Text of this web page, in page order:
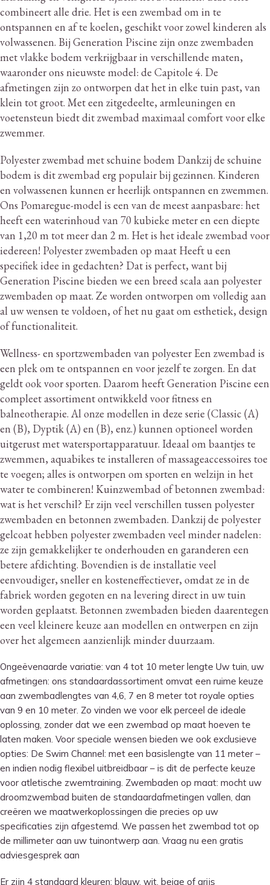
combineert alle drie. Het is een zwembad om in te
ontspannen en af ​​te koelen, geschikt voor zowel kinderen als
volwassenen. Bij Generation Piscine zijn onze zwembaden
met vlakke bodem verkrijgbaar in verschillende maten,
waaronder ons nieuwste model: de Capitole 4. De
afmetingen zijn zo ontworpen dat het in elke tuin past, van
klein tot groot. Met een zitgedeelte, armleuningen en
voetensteun biedt dit zwembad maximaal comfort voor elke
zwemmer.
Polyester zwembad met schuine bodem Dankzij de schuine
bodem is dit zwembad erg populair bij gezinnen. Kinderen
en volwassenen kunnen er heerlijk ontspannen en zwemmen.
Ons Pomaregue-model is een van de meest aanpasbare: het
heeft een waterinhoud van 70 kubieke meter en een diepte
van 1,20 m tot meer dan 2 m. Het is het ideale zwembad voor
iedereen! Polyester zwembaden op maat Heeft u een
specifiek idee in gedachten? Dat is perfect, want bij
Generation Piscine bieden we een breed scala aan polyester
zwembaden op maat. Ze worden ontworpen om volledig aan
al uw wensen te voldoen, of het nu gaat om esthetiek, design
of functionaliteit.
Wellness- en sportzwembaden van polyester Een zwembad is
een plek om te ontspannen en voor jezelf te zorgen. En dat
geldt ook voor sporten. Daarom heeft Generation Piscine een
compleet assortiment ontwikkeld voor fitness en
balneotherapie. Al onze modellen in deze serie (Classic (A)
en (B), Dyptik (A) en (B), enz.) kunnen optioneel worden
uitgerust met watersportapparatuur. Ideaal om baantjes te
zwemmen, aquabikes te installeren of massageaccessoires toe
te voegen; alles is ontworpen om sporten en welzijn in het
water te combineren! Kuinzwembad of betonnen zwembad:
wat is het verschil? Er zijn veel verschillen tussen polyester
zwembaden en betonnen zwembaden. Dankzij de polyester
gelcoat hebben polyester zwembaden veel minder nadelen:
ze zijn gemakkelijker te onderhouden en garanderen een
betere afdichting. Bovendien is de installatie veel
eenvoudiger, sneller en kosteneffectiever, omdat ze in de
fabriek worden gegoten en na levering direct in uw tuin
worden geplaatst. Betonnen zwembaden bieden daarentegen
een veel kleinere keuze aan modellen en ontwerpen en zijn
over het algemeen aanzienlijk minder duurzaam.
Ongeëvenaarde variatie: van 4 tot 10 meter lengte Uw tuin, uw
afmetingen: ons standaardassortiment omvat een ruime keuze
aan zwembadlengtes van 4,6, 7 en 8 meter tot royale opties
van 9 en 10 meter. Zo vinden we voor elk perceel de ideale
oplossing, zonder dat we een zwembad op maat hoeven te
laten maken. Voor speciale wensen bieden we ook exclusieve
opties: De Swim Channel: met een basislengte van 11 meter –
en indien nodig flexibel uitbreidbaar – is dit de perfecte keuze
voor atletische zwemtraining. Zwembaden op maat: mocht uw
droomzwembad buiten de standaardafmetingen vallen, dan
creëren we maatwerkoplossingen die precies op uw
specificaties zijn afgestemd. We passen het zwembad tot op
de millimeter aan uw tuinontwerp aan. Vraag nu een gratis
adviesgesprek aan
Er zijn 4 standaard kleuren: blauw, wit, beige of grijs